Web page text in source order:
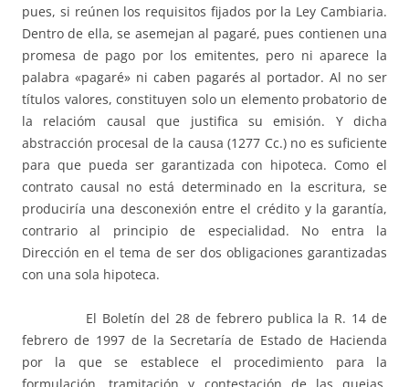
pues, si reúnen los requisitos fijados por la Ley Cambiaria.
Dentro de ella, se asemejan al pagaré, pues contienen una
promesa de pago por los emitentes, pero ni aparece la
palabra «pagaré» ni caben pagarés al portador. Al no ser
títulos valores, constituyen solo un elemento probatorio de
la relacióm causal que justifica su emisión. Y dicha
abstracción procesal de la causa (1277 Cc.) no es suficiente
para que pueda ser garantizada con hipoteca. Como el
contrato causal no está determinado en la escritura, se
produciría una desconexión entre el crédito y la garantía,
contrario al principio de especialidad. No entra la
Dirección en el tema de ser dos obligaciones garantizadas
con una sola hipoteca.
El Boletín del 28 de febrero publica la R. 14 de
febrero de 1997 de la Secretaría de Estado de Hacienda
por la que se establece el procedimiento para la